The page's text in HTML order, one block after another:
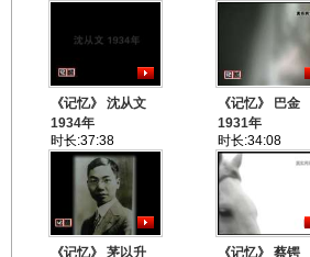
《记忆》 沈从文
1934年
时长:37:38
《记忆》 巴金
1931年
时长:34:08
《记忆》 茅以升
《记忆》 蔡锷